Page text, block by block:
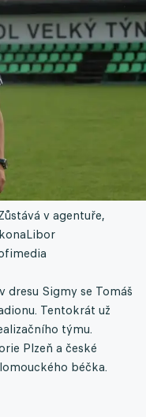
v agentuře,
Libor
Sigmy se Tomáš
Tentokrát už
týmu.
Plzeň a české
béčka.